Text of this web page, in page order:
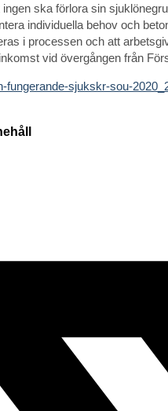
ska förlora sin
individuella behov och
i processen och att
vid övergången från
sjukskr-sou-